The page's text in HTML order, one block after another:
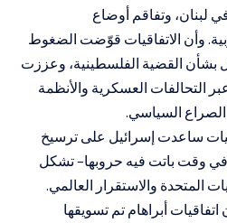
لبنان، وتفاقم أوضاع
وأن الاتفاقيات قوّضت الضغوط
بشأن القضية الفلسطينية، وعززت
التحالفات العسكرية والأنظمة
الصراع السياسي.
ساعدت إسرائيل على ترسيخ
في وقت باتت فيه حروبها– تشكل
المتحدة والاستقرار العالمي.
أبراهام تم تسويقها